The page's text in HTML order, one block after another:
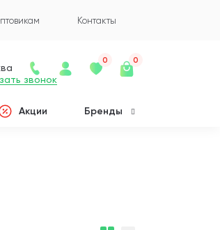
Контакты
звонок
0 0
Акции Бренды